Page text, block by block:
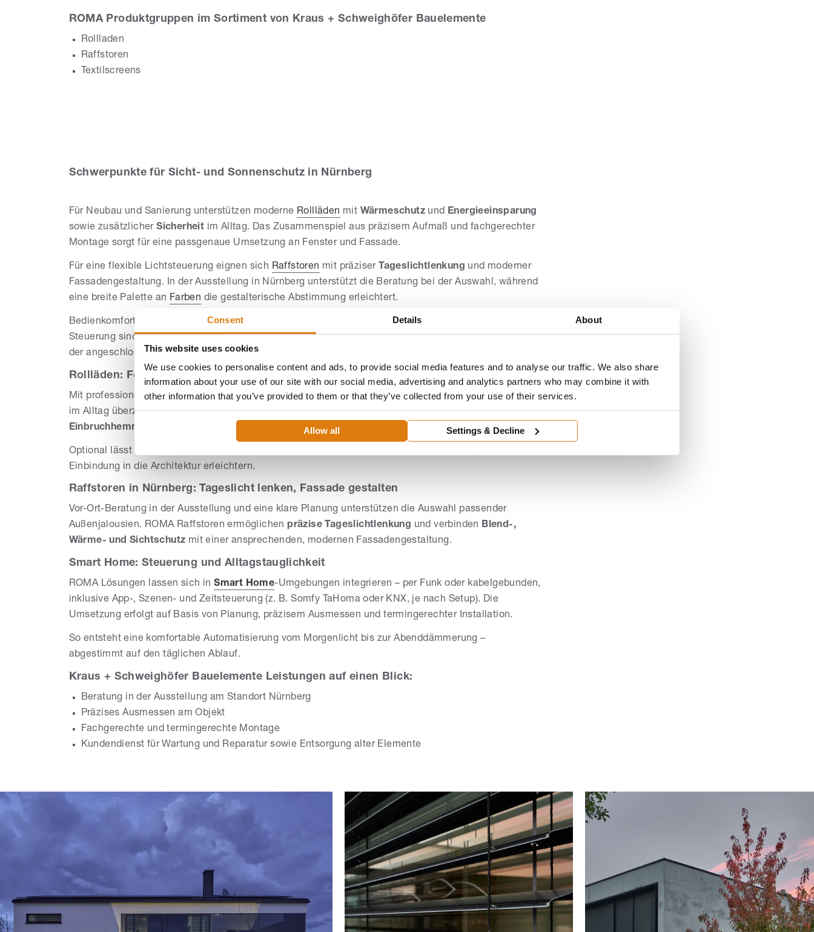
Consent Details About
This website uses cookies
We use cookies to personalise content and ads, to provide social media features and to analyse our traffic. We also share
information about your use of our site with our social media, advertising and analytics partners who may combine it with
other information that you’ve provided to them or that they’ve collected from your use of their services.
Settings & Decline
Allow all
ROMA Produktgruppen im Sortiment von Kraus + Schweighöfer Bauelemente
Rollladen
Raffstoren
Textilscreens
Schwerpunkte für Sicht- und Sonnenschutz in Nürnberg
Für Neubau und Sanierung unterstützen moderne Rollläden mit Wärmeschutz und Energieeinsparung
sowie zusätzlicherSicherheit im Alltag. Das Zusammenspiel aus präzisem Aufmaß und fachgerechter
Montage sorgt für eine passgenaue Umsetzung an Fenster und Fassade.
Für eine flexible Lichtsteuerung eignen sich Raffstoren mit präziser Tageslichtlenkung und moderner
Fassadengestaltung. In der Ausstellung in Nürnberg unterstützt die Beratung bei der Auswahl, während
eine breite Palette an Farben die gestalterische Abstimmung erleichtert.
Bedienkomfort lässt sich durch Automatisierung erweitern: Zeitschaltungen, Szenen und App-
Steuerung sind je nach Projekt umsetzbar. Planung und Angebotserstellung erfolgen aus einer Hand;
der angeschlossene Kundendienst begleitet die Nutzung über die Montage hinaus.
Rollläden: Fokus auf Wärmeschutz und Sicherheit
Mit professionellem Aufmaß und fachgerechter Montage entsteht ein sauber integrierter Behang, der
im Alltag überzeugt. ROMA Vorteile reichen vonWärmeschutz und Energieeinsparungbis zu
Einbruchhemmung und Sicherheit
– dazu kommt zuverlässiger an der Gebäudehülle.
Optional lässt sich integrierter Insektenschutz vorsehen, während unterschiedliche Designs die
Einbindung in die Architektur erleichtern.
Raffstoren in Nürnberg: Tageslicht lenken, Fassade gestalten
Vor-Ort-Beratung in der Ausstellung und eine klare Planung unterstützen die Auswahl passender
Außenjalousien. ROMA Raffstoren ermöglichen präzise Tageslichtlenkung und verbinden Blend-,
Wärme- und Sichtschutz mit einer ansprechenden, modernen Fassadengestaltung.
Smart Home: Steuerung und Alltagstauglichkeit
ROMA Lösungen lassen sich inSmart Home-Umgebungen integrieren – per Funk oder kabelgebunden,
inklusive App-, Szenen- und Zeitsteuerung (z. B. Somfy TaHoma oder KNX, je nach Setup). Die
Umsetzung erfolgt auf Basis von Planung, präzisem Ausmessen und termingerechter Installation.
So entsteht eine komfortable Automatisierung vom Morgenlicht bis zur Abenddämmerung –
abgestimmt auf den täglichen Ablauf.
Kraus + Schweighöfer Bauelemente Leistungen auf einen Blick:
Beratung in der Ausstellung am Standort Nürnberg
Präzises Ausmessen am Objekt
Fachgerechte und termingerechte Montage
Kundendienst für Wartung und Reparatur sowie Entsorgung alter Elemente